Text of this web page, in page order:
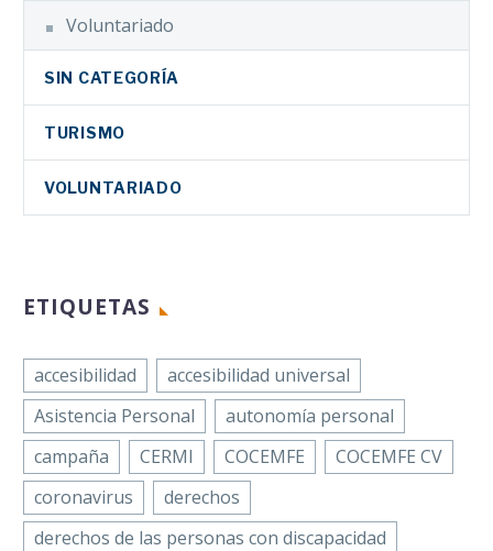
Voluntariado
SIN CATEGORÍA
TURISMO
VOLUNTARIADO
ETIQUETAS
accesibilidad
accesibilidad universal
Asistencia Personal
autonomía personal
campaña
CERMI COCEMFE
COCEMFE CV
coronavirus
derechos
derechos de las personas con discapacidad